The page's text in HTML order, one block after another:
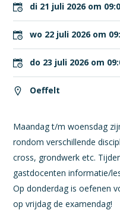
di 21 juli 2026 om
wo 22 juli 2026 om
do 23 juli 2026 om
Oeffelt
Maandag t/m woensdag
rondom verschillende
cross, grondwerk etc.
gastdocenten informatie/
Op donderdag is oefenen
op vrijdag de examendag!